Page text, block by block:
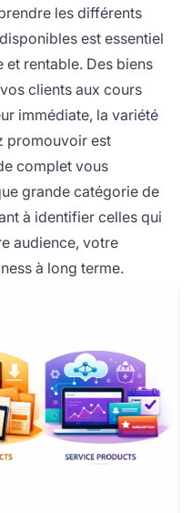
les différents
est essentiel
et rentable. Des biens
clients aux cours
immédiate, la variété
promouvoir est
complet vous
grande catégorie de
à identifier celles qui
audience, votre
à long terme.